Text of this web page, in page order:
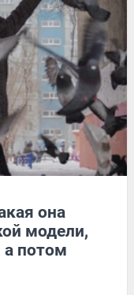
она
модели,
а потом